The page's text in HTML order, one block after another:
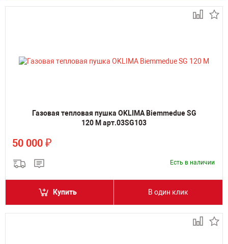
Газовая тепловая пушка OKLIMA Biemmedue SG
120 M арт.03SG103
50 000 ₽
Есть в наличии
Купить В один клик